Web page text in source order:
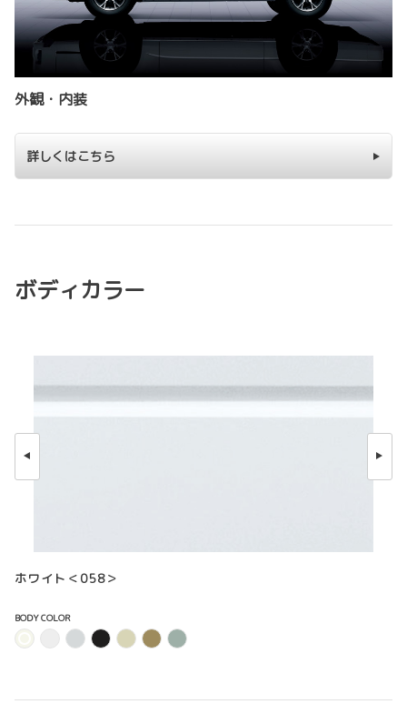
外観・内装
詳しくはこちら
ボディカラー
ホワイト＜058＞
BODY COLOR